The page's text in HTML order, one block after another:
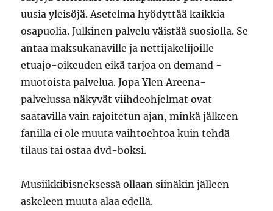
uusia yleisöjä. Asetelma hyödyttää kaikkia
osapuolia. Julkinen palvelu väistää suosiolla. Se
antaa maksukanaville ja nettijakelijoille
etuajo-oikeuden eikä tarjoa on demand -
muotoista palvelua. Jopa Ylen Areena-
palvelussa näkyvät viihdeohjelmat ovat
saatavilla vain rajoitetun ajan, minkä jälkeen
fanilla ei ole muuta vaihtoehtoa kuin tehdä
tilaus tai ostaa dvd-boksi.
Musiikkibisneksessä ollaan siinäkin jälleen
askeleen muuta alaa edellä.